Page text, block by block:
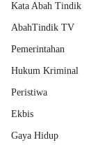
Kata Abah Tindik
AbahTindik TV
Pemerintahan
Hukum Kriminal
Peristiwa
Ekbis
Gaya Hidup